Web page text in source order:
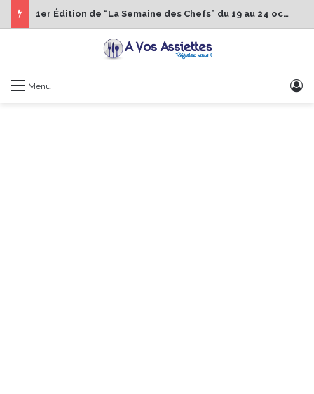
1er Édition de “La Semaine des Chefs” du 19 au 24 octobre 2026
Menu